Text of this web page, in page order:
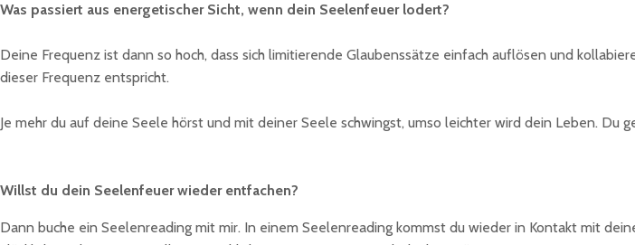
Was passiert aus energetischer Sicht, wenn dein Seelenfeuer lodert?
Deine Frequenz ist dann so hoch, dass sich limitierende Glaubenssätze einfach auflösen und
dieser Frequenz entspricht.
Je mehr du auf deine Seele hörst und mit deiner Seele schwingst, umso leichter wird dein Leben.
Willst du dein Seelenfeuer wieder entfachen?
Dann buche ein Seelenreading mit mir. In einem Seelenreading kommst du wieder in Kontakt mit